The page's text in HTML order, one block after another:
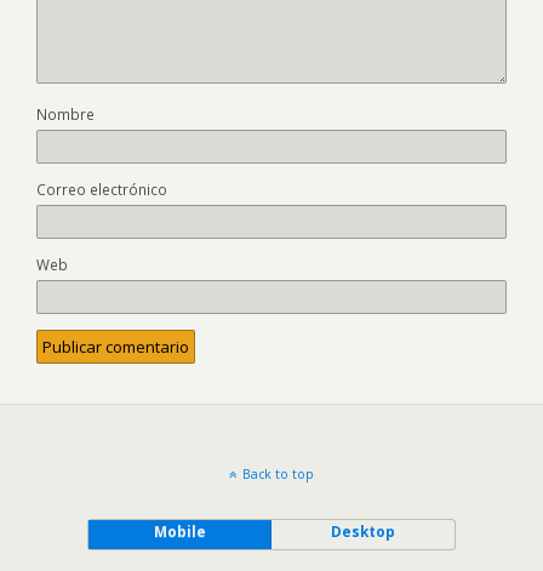
Nombre
Correo electrónico
Web
Back to top
Mobile Desktop